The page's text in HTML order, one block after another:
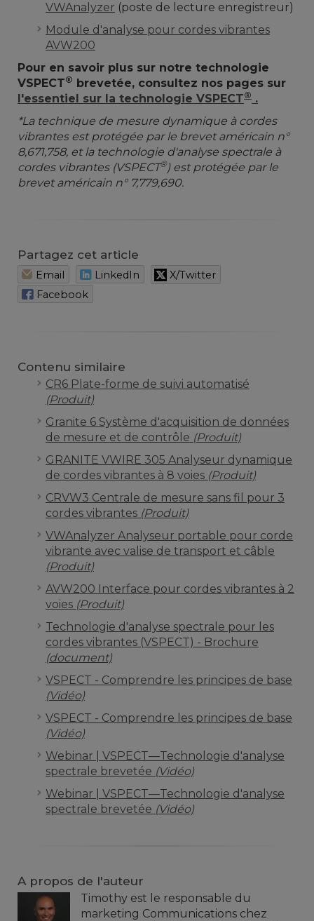
VWAnalyzer (poste de lecture enregistreur)
Module d'analyse pour cordes vibrantes
AVW200
Pour en savoir plus sur notre technologie
VSPECT® brevetée, consultez nos pages sur
l'essentiel sur la technologie VSPECT® .
*La technique de mesure dynamique à cordes
vibrantes est protégée par le brevet américain n°
8,671,758, et la technologie d'analyse spectrale à
cordes vibrantes (VSPECT®) est protégée par le
brevet américain n° 7,779,690.
Partagez cet article
Email LinkedIn
X/Twitter
Facebook
Contenu similaire
CR6 Plate-forme de suivi automatisé
(Produit)
Granite 6 Système d'acquisition de données
de mesure et de contrôle (Produit)
GRANITE VWIRE 305 Analyseur dynamique
de cordes vibrantes à 8 voies (Produit)
CRVW3 Centrale de mesure sans fil pour 3
cordes vibrantes (Produit)
VWAnalyzer Analyseur portable pour corde
vibrante avec valise de transport et câble
(Produit)
AVW200 Interface pour cordes vibrantes à 2
voies (Produit)
Technologie d'analyse spectrale pour les
cordes vibrantes (VSPECT) - Brochure
(document)
VSPECT - Comprendre les principes de base
(Vidéo)
VSPECT - Comprendre les principes de base
(Vidéo)
Webinar | VSPECT—Technologie d'analyse
spectrale brevetée (Vidéo)
Webinar | VSPECT—Technologie d'analyse
spectrale brevetée (Vidéo)
A propos de l'auteur
Timothy est le responsable du
marketing Communications chez